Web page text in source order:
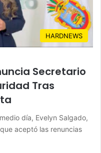
HARDNEWS
Secretario
Tras
día, Evelyn Salgado,
aceptó las renuncias